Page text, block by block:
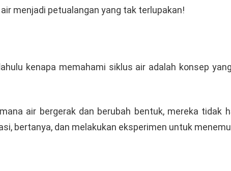
menjadi petualangan yang tak terlupakan!
kenapa memahami siklus air adalah konsep
air bergerak dan berubah bentuk, mereka tidak
bertanya, dan melakukan eksperimen untuk